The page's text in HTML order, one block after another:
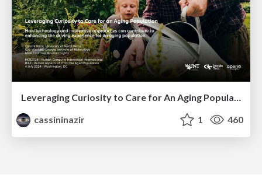
Leveraging Curiosity to Care for An Aging Population
cassininazir
1 460